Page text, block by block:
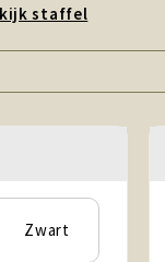
staffel
Zwart